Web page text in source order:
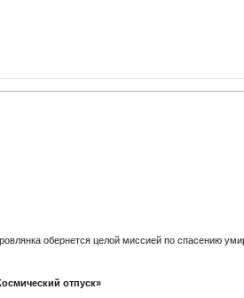
обернется целой миссией по спасению
отпуск»